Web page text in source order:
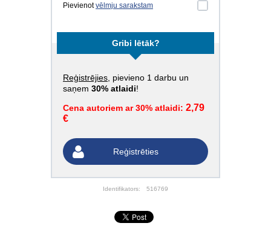
Pievienotvēlmju sarakstam
Gribi lētāk?
Reģistrējies , pievieno 1 darbu un
saņem 30% atlaidi!
Cena autoriem ar 30% atlaidi: 2,79
€
Reģistrēties
Identifikators: 516769